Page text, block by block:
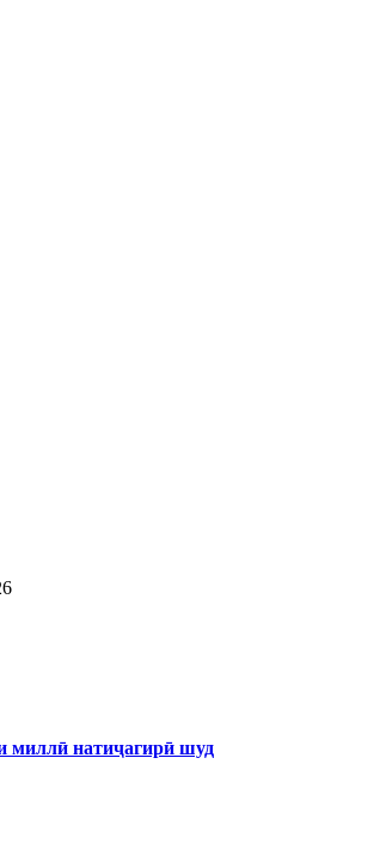
миллӣ натиҷагирӣ шуд